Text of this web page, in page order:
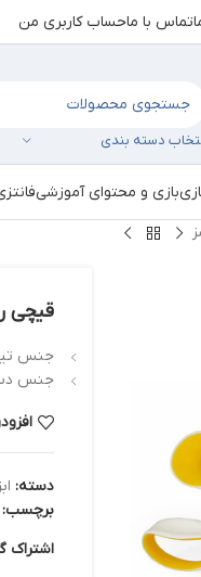
تماس با ماحساب کاربری من
دسته بندی
بازی و محتوای آموزشی
قیچی
جنس
جنس
دسته:
برچسب:
اشتراک